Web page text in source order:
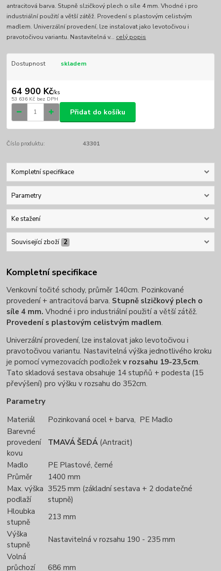
antracitová barva. Stupně slzičkový plech o síle 4 mm. Vhodné i pro
industriální použití a větší zátěž. Provedení s plastovým celistvým
madlem. Univerzální provedení, lze instalovat jako levotočivou i
pravotočivou variantu. Nastavitelná v... celý popis
Dostupnost skladem
64 900 Kč/ks
53 636 Kč bez DPH
Přidat do košíku
Číslo produktu: 43301
Kompletní specifikace
Parametry
Ke stažení
Související zboží 2
Kompletní specifikace
Venkovní točité schody, průměr 140cm. Pozinkované
provedení + antracitová barva. Stupně slzičkový plech o
síle 4 mm. Vhodné i pro industriální použití a větší zátěž.
Provedení s plastovým celistvým madlem.
Univerzální provedení, lze instalovat jako levotočivou i
pravotočivou variantu. Nastavitelná výška jednotlivého kroku
je pomocí vymezovacích podložekv rozsahu 19-23,5cm.
Tato skladová sestava obsahuje 14 stupňů + podesta (15
převýšení) pro výšku v rozsahu do 352cm.
Parametry
Materiál
Pozinkovaná ocel + barva, PE Madlo
Barevné
provedení
kovu
TMAVÁ ŠEDÁ(Antracit)
Madlo
PE Plastové, černé
Průměr
1400 mm
Max. výška
podlaží
3525 mm (základní sestava + 2 dodatečné
stupně)
Hloubka
stupně
213 mm
Výška
stupně
Nastavitelná v rozsahu 190 - 235 mm
Volná
průchozí
686 mm